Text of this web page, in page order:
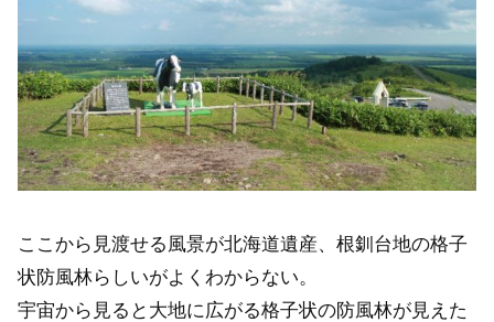
ここから見渡せる風景が北海道遺産、根釧台地の格子
状防風林らしいがよくわからない。
宇宙から見ると大地に広がる格子状の防風林が見えた